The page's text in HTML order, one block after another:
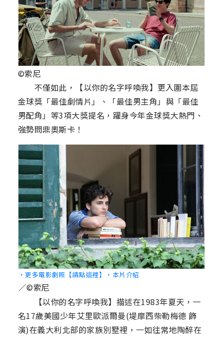
©索尼
不僅如此，【以你的名字呼喚我】更入圍本屆
金球獎「最佳劇情片」、「最佳男主角」與「最佳
男配角」等3項大獎提名，躍身今年金球獎大熱門、
強勢問鼎奧斯卡！
‧更多電影劇照【請點這裡】 ‧本片介紹
／©索尼
【以你的名字呼喚我】描述在1983年夏天，一
名17歲美國少年艾里歐派爾曼(堤摩西柴勒梅德 飾
演)在義大利北部的家族別墅裡，一如往常地陶醉在